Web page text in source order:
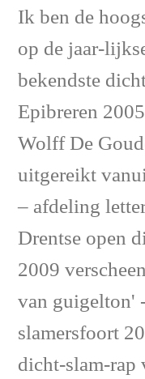
Ik ben de
op de jaar-
bekendste
Epibreren
Wolff De
uitgereikt
– afdeling
Drentse open
2009
van guigelton'
slamersfoort
dicht-slam-rap